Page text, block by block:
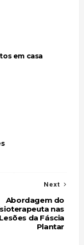
em casa
Next
Abordagem do
nas
Lesões da Fáscia
Plantar